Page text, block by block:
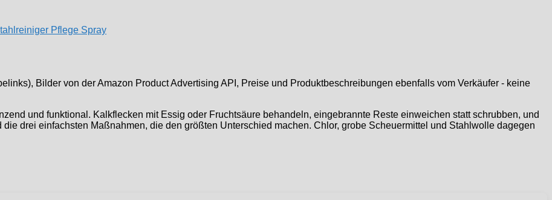
Bilder von der Amazon Product Advertising API, Preise und Produktbeschreibungen ebenfalls vom Verkäufer - keine
und funktional. Kalkflecken mit Essig oder Fruchtsäure behandeln, eingebrannte Reste einweichen statt schrubben, und
drei einfachsten Maßnahmen, die den größten Unterschied machen. Chlor, grobe Scheuermittel und Stahlwolle dagegen